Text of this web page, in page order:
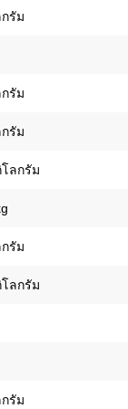
รัม
รัม
รัม
ลกรัม
รัม
ลกรัม
รัม